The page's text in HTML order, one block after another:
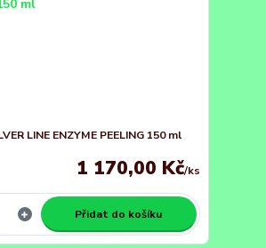
LINE ENZYME PEELING 150 ml
1 170,00 Kč/ks
Přidat do košíku